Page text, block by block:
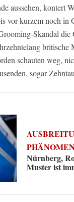
aussehen, kontert
vor kurzem noch
Skandal
schauten weg,
sogar
Nürnberg,
Muster ist